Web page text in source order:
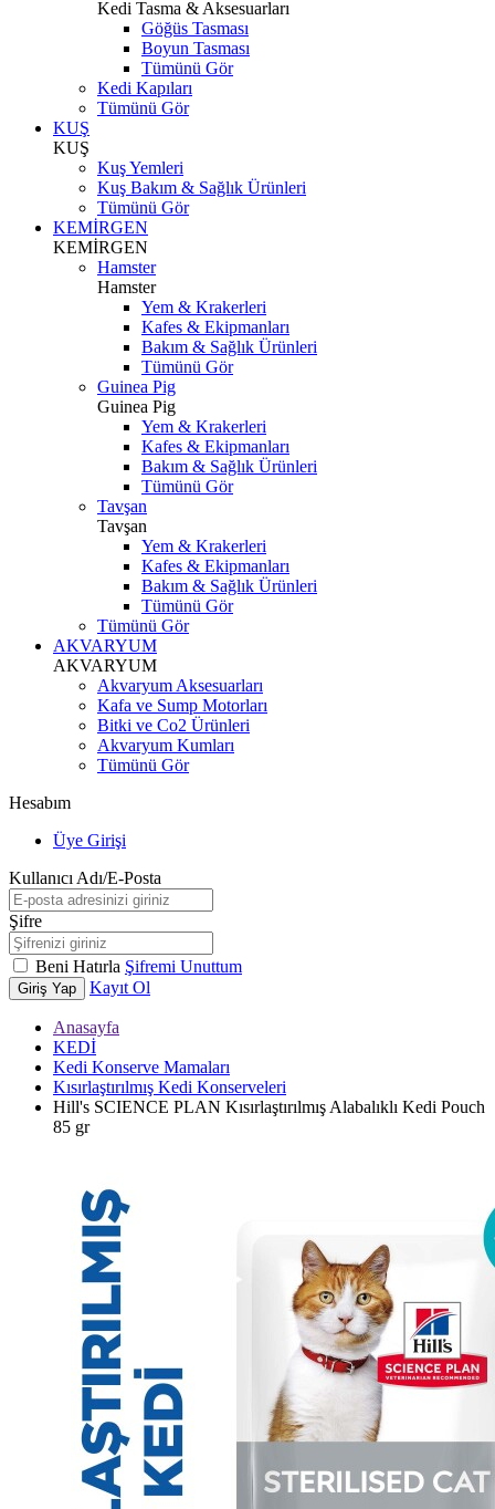
Kedi Tasma & Aksesuarları
Göğüs Tasması
Boyun Tasması
Tümünü Gör
Kedi Kapıları
Tümünü Gör
KUŞ
KUŞ
Kuş Yemleri
Kuş Bakım & Sağlık Ürünleri
Tümünü Gör
KEMİRGEN
KEMİRGEN
Hamster
Hamster
Yem & Krakerleri
Kafes & Ekipmanları
Bakım & Sağlık Ürünleri
Tümünü Gör
Guinea Pig
Guinea Pig
Yem & Krakerleri
Kafes & Ekipmanları
Bakım & Sağlık Ürünleri
Tümünü Gör
Tavşan
Tavşan
Yem & Krakerleri
Kafes & Ekipmanları
Bakım & Sağlık Ürünleri
Tümünü Gör
Tümünü Gör
AKVARYUM
AKVARYUM
Akvaryum Aksesuarları
Kafa ve Sump Motorları
Bitki ve Co2 Ürünleri
Akvaryum Kumları
Tümünü Gör
Hesabım
Üye Girişi
Kullanıcı Adı/E-Posta
Şifre
Beni Hatırla Şifremi Unuttum
Giriş Yap Kayıt Ol
Anasayfa
KEDİ
Kedi Konserve Mamaları
Kısırlaştırılmış Kedi Konserveleri
Hill's SCIENCE PLAN Kısırlaştırılmış Alabalıklı Kedi Pouch
85 gr